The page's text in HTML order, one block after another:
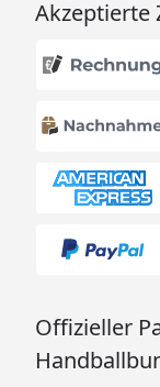
Akzeptierte
Offizieller